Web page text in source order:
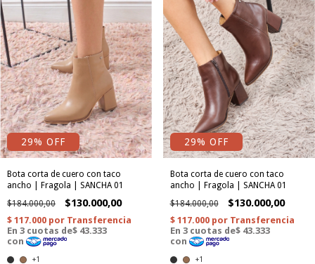
29% OFF
Bota corta de cuero con taco
ancho | Fragola | SANCHA 01
$184.000,00
$130.000,00
+1
29% OFF
Bota corta de cuero con taco
ancho | Fragola | SANCHA 01
$184.000,00
$130.000,00
+1